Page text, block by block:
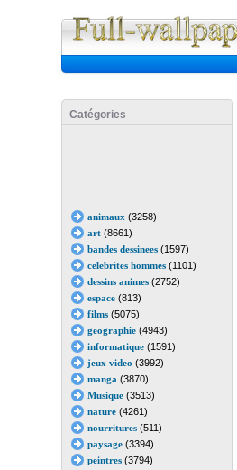
Catégories
animaux (3258)
art(8661)
bandes dessinees(1597)
celebrites hommes(1101)
dessins animes(2752)
espace(813)
films(5075)
geographie(4943)
informatique(1591)
jeux video (3992)
manga (3870)
Musique(3513)
nature(4261)
nourritures(511)
paysage(3394)
peintres(3794)